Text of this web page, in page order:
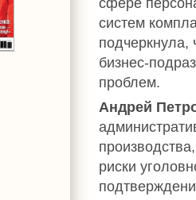
систем
бизнес-
проблем.
Андрей
риски